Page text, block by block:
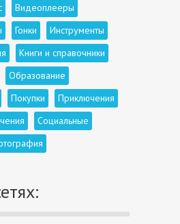
Видеоплееры
Гонки
Инструменты
Книги и справочники
Образование
Покупки
Приключения
Социальные